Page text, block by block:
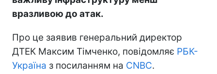
вразливою до атак.
Про це заявив генеральний директор
ДТЕК Максим Тімченко, повідомляє РБК-
Україна з посиланням на CNBC.